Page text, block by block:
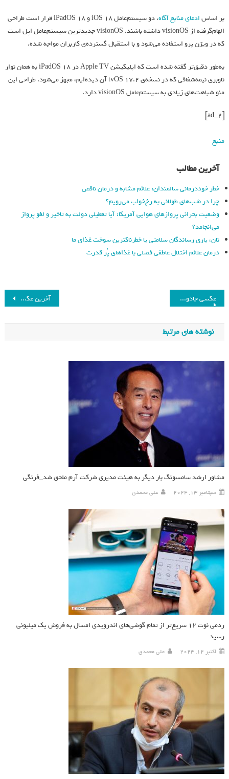
بر اساسادعای منابع آگاه
، دو سیستم‌عامل iOS 18 و iPadOS 18 قرار است طراحی
الهام‌گرفته از visionOS داشته باشند. visionOS جدیدترین سیستم‌عامل اپل است
که در ویژن پرو استفاده می‌شود و با استقبال گسترده‌ی کاربران مواجه شده.
به‌طور دقیق‌تر گفته شده است که اپلیکیشن Apple TV در iPadOS 18 به همان نوار
ناوبری نیمه‌شفافی که در نسخه‌ی tvOS 17.2 آن دیده‌ایم، مجهز می‌شود. طراحی این
منو شباهت‌های زیادی به سیستم‌عامل visionOS دارد.
منبع
آخرین مطالب
خطر خوددرمانی سالمندان: علائم مشابه و درمان ناقص
چرا در شب‌های طولانی به رخ‌خواب می‌رویم؟
وضعیت بحرانی پروازهای هوایی آمریکا: آیا تعطیلی دولت به تاخیر و لغو پرواز
می‌انجامد؟
نان، یاری رساندگان سلامتی یا خطرناکترین سوخت غذای ما
درمان علائم اختلال عاطفی فصلی با غذاهای پُر قدرت
آخرین عکس پرسویرنس از آرامگاه ابدی هلی‌کوپتر مریخی اینجنیوتی عکسی جادویی که در تاریخ ماندگار شد
نوشته های مرتبط
مشاور ارشد سامسونگ بار دیگر به هیئت مدیری شرکت آرم ملحق شد_فرنگی
سپتامبر 13, 2024 علی محمدی
ردمی نوت ۱۲ سریع‌تر از تمام گوشی‌های اندرویدی امسال به فروش یک میلیونی
رسید
اکتبر 12, 2023 علی محمدی